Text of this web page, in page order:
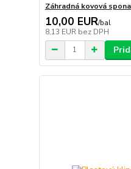
Záhradná kovová
10,00 EUR/bal
8,13 EUR bez DPH